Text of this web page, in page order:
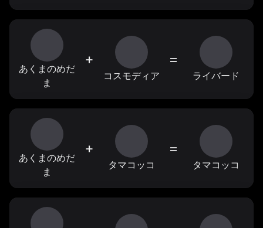
あくまのめだ
ま
+
コスモディア
=
ライバード
あくまのめだ
ま
+
タマコッコ
=
タマコッコ